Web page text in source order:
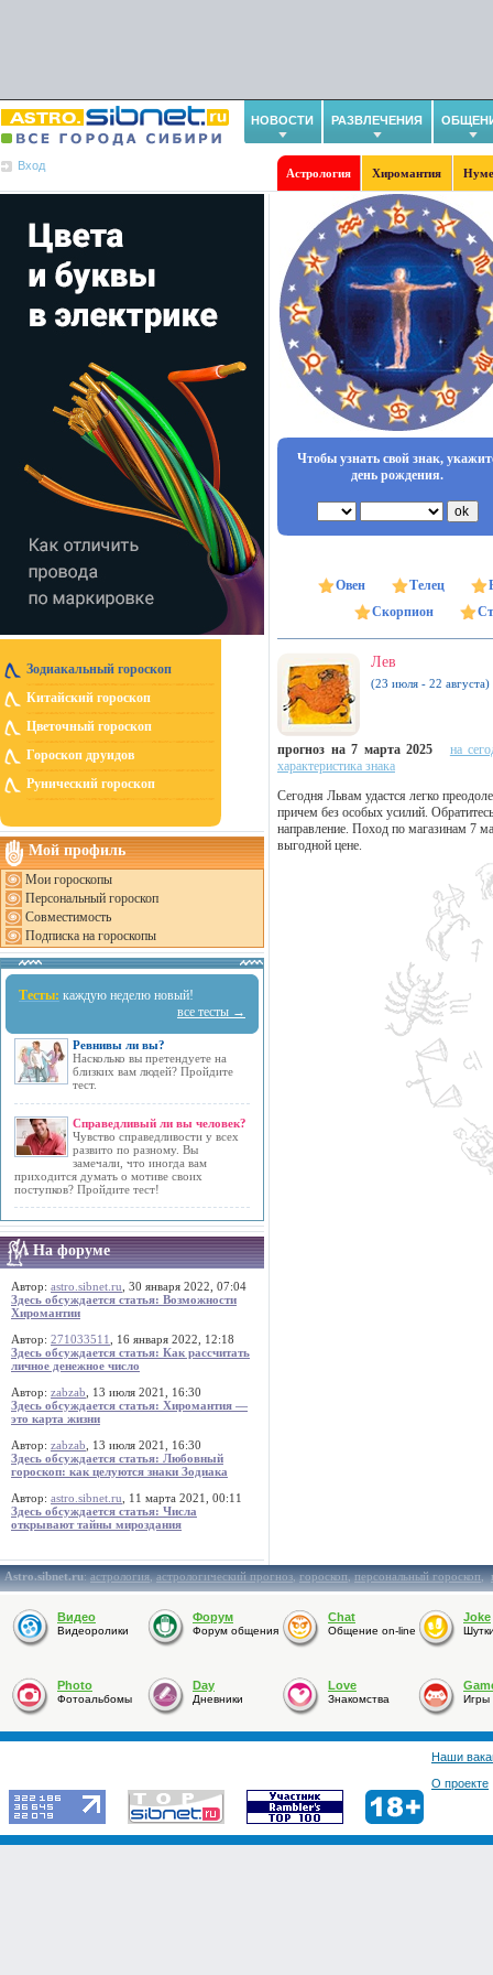
НОВОСТИ РАЗВЛЕЧЕНИЯ
Вход
Астрология Хиромантия
Зодиакальный гороскоп
Китайский гороскоп
Цветочный гороскоп
Гороскоп друидов
Рунический гороскоп
Мой профиль
Мои гороскопы
Персональный гороскоп
Совместимость
Подписка на гороскопы
Тесты: каждую неделю новый!
все тесты →
Ревнивы ли вы?
Насколько вы претендуете на
близких вам людей? Пройдите
тест.
Справедливый ли вы человек?
Чувство справедливости у всех
развито по разному. Вы
замечали, что иногда вам
приходится думать о мотиве своих
поступков? Пройдите тест!
На форуме
Автор: astro.sibnet.ru , 30 января 2022, 07:04
Здесь обсуждается статья: Возможности
Хиромантии
Автор: 271033511
, 16 января 2022, 12:18
Здесь обсуждается статья: Как рассчитать
личное денежное число
Автор: zabzab , 13 июля 2021, 16:30
Здесь обсуждается статья: Хиромантия —
это карта жизни
Автор: zabzab , 13 июля 2021, 16:30
Здесь обсуждается статья: Любовный
гороскоп: как целуются знаки Зодиака
Автор: astro.sibnet.ru , 11 марта 2021, 00:11
Здесь обсуждается статья: Числа
открывают тайны мироздания
Чтобы узнать свой знак,
день рождения.
Овен Телец
Скорпион
Лев
(23 июля - 22 августа)
прогноз на 7 марта 2025
на
характеристика знака
Сегодня Львам удастся легко
причем без особых усилий.
направление. Поход по магазинам 7
выгодной цене.
Astro.sibnet.ru:астрология,астрологический прогноз,гороскоп,персональный гороскоп,
Видео
Видеоролики
Форум
Форум общения
Chat
Общение on-line
Joke
Photo
Фотоальбомы
Day
Дневники
Love
Знакомства Игры
Наши
О проекте